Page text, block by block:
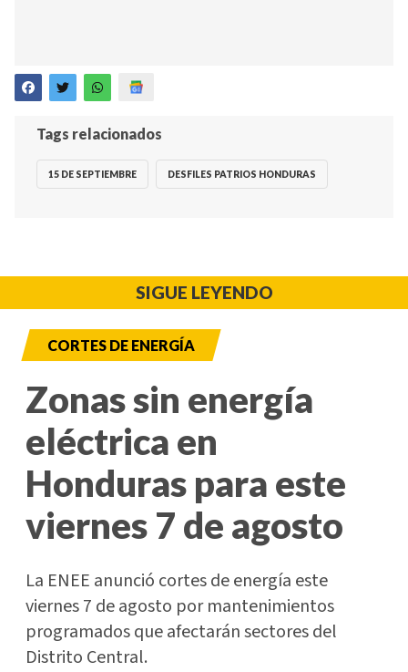
Tags relacionados
15 DE SEPTIEMBRE DESFILES PATRIOS HONDURAS
SIGUE LEYENDO
CORTES DE ENERGÍA
Zonas sin energía
eléctrica en
Honduras para este
viernes 7 de agosto
La ENEE anunció cortes de energía este
viernes 7 de agosto por mantenimientos
programados que afectarán sectores del
Distrito Central.